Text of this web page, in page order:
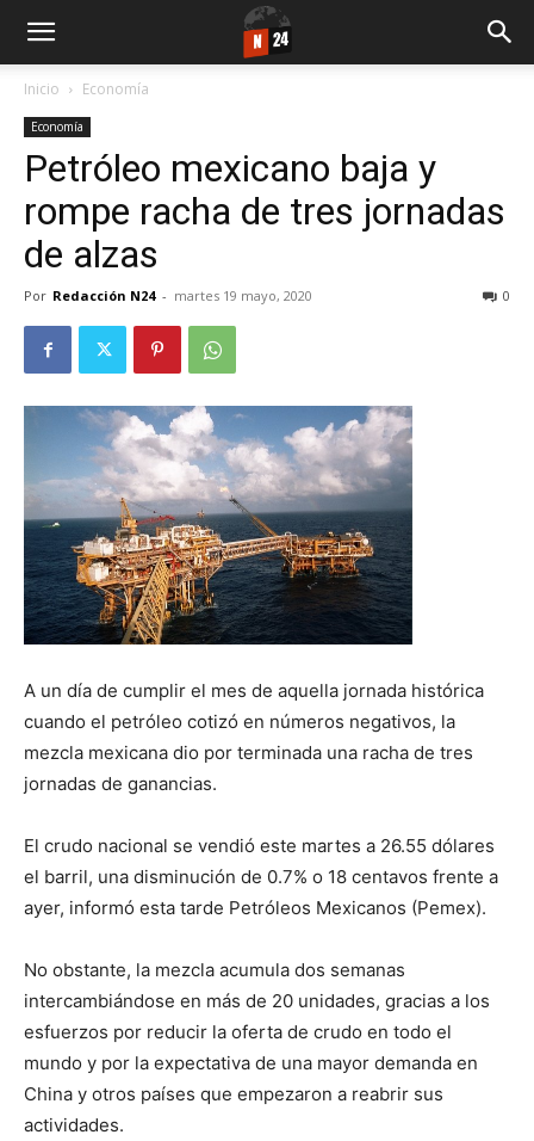
Inicio Economía
Economía
Petróleo mexicano baja y
rompe racha de tres jornadas
de alzas
Por Redacción N24 - martes 19 mayo, 2020 0
A un día de cumplir el mes de aquella jornada histórica
cuando el petróleo cotizó en números negativos, la
mezcla mexicana dio por terminada una racha de tres
jornadas de ganancias.
El crudo nacional se vendió este martes a 26.55 dólares
el barril, una disminución de 0.7% o 18 centavos frente a
ayer, informó esta tarde Petróleos Mexicanos (Pemex).
No obstante, la mezcla acumula dos semanas
intercambiándose en más de 20 unidades, gracias a los
esfuerzos por reducir la oferta de crudo en todo el
mundo y por la expectativa de una mayor demanda en
China y otros países que empezaron a reabrir sus
actividades.